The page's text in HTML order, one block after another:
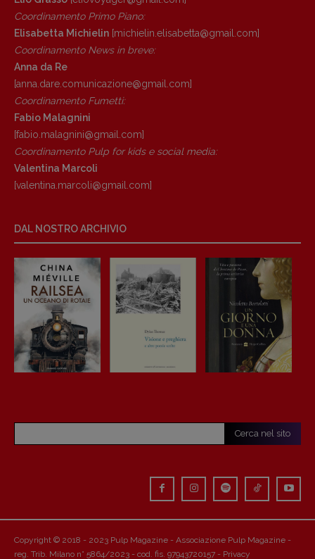
Coordinamento Primo Piano:
Elisabetta Michielin [michielin.elisabetta@gmail.com]
Coordinamento News in breve:
Anna da Re
[anna.dare.comunicazione@gmail. com]
Coordinamento Fumetti:
Fabio Malagnini
[fabio.malagnini@gmail. com]
Coordinamento Pulp for kids e social media:
Valentina Marcoli
[valentina.marcoli@gmail. com]
DAL NOSTRO ARCHIVIO
Cerca nel sito
Copyright © 2018 - 2023 Pulp Magazine - Associazione Pulp Magazine -
reg. Trib. Milano n° 5864/2023 - cod. fis. 97943720157 - Privacy